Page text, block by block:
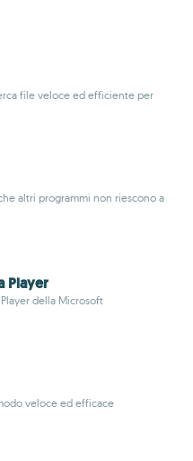
file veloce ed efficiente per
altri programmi non riescono a
Player
della Microsoft
veloce ed efficace